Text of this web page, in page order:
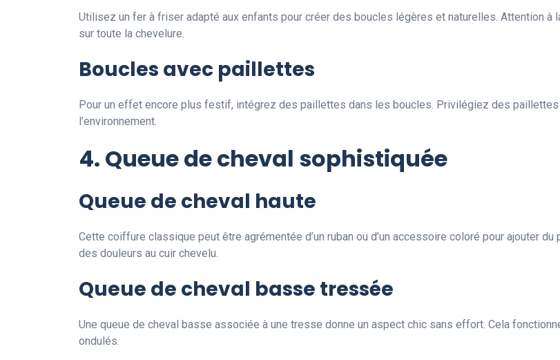
Utilisez un fer à friser adapté aux enfants pour créer des boucles légères et naturelles. Attention à
sur toute la chevelure.
Boucles avec paillettes
Pour un effet encore plus festif, intégrez des paillettes dans les boucles. Privilégiez des paillettes
l’environnement.
4. Queue de cheval sophistiquée
Queue de cheval haute
Cette coiffure classique peut être agrémentée d’un ruban ou d’un accessoire coloré pour ajouter
des douleurs au cuir chevelu.
Queue de cheval basse tressée
Une queue de cheval basse associée à une tresse donne un aspect chic sans effort. Cela
ondulés.